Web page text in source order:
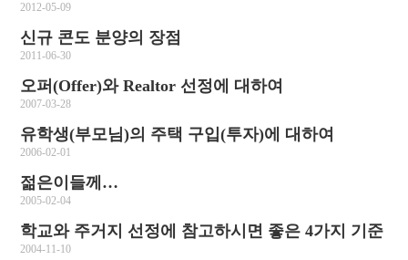
2012-05-09
신규 콘도 분양의 장점
2011-06-30
오퍼(Offer)와 Realtor 선정에 대하여
2007-03-28
유학생(부모님)의 주택 구입(투자)에 대하여
2006-02-01
젊은이들께…
2005-02-04
학교와 주거지 선정에 참고하시면 좋은 4가지 기준
2004-11-10